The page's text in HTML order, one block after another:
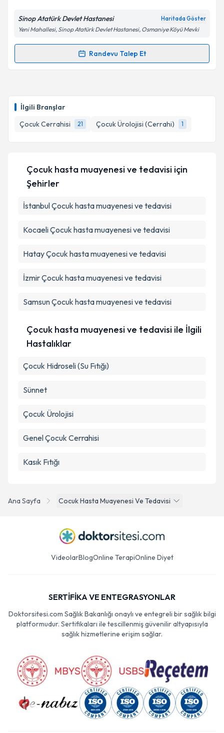
İlgili Branşlar
Çocuk Cerrahisi
21 Çocuk Ürolojisi (Cerrahi) 1
Kişisel verilerimin işlenmesine ilişkin
Metni'ni okudum ve kişisel verilerimin belirtilen
Sinop Atatürk Devlet Hastanesi Haritada Göster
Yeni Mahallesi, Sinop Atatürk Devlet Hastanesi, Osmaniye Köyü Mevki
Randevu Talep Et
Randevu Takvimi Talebi
takvim hazırlandığında e-posta ile bilgilendireceğiz.
E-posta Adresiniz
Kişisel verilerimin işlenmesine ilişkin
kapsamda işlenmesini kabul ediyorum.
Takvim Talebini Gönder
Ana Sayfa Cocuk Hasta Muayenesi Ve Tedavisi
Çocuk hasta muayenesi ve tedavisi için
Şehirler
İstanbulÇocuk hasta muayenesi ve tedavisi
KocaeliÇocuk hasta muayenesi ve tedavisi
HatayÇocuk hasta muayenesi ve tedavisi
İzmirÇocuk hasta muayenesi ve tedavisi
SamsunÇocuk hasta muayenesi ve tedavisi
Çocuk hasta muayenesi ve tedavisi ile İlgili
Hastalıklar
Çocuk Hidroseli (Su Fıtığı)
Sünnet
Çocuk Ürolojisi
Genel Çocuk Cerrahisi
Kasık Fıtığı
VideolarBlogOnline TerapiOnline Diyet
SERTİFİKA VE ENTEGRASYONLAR
Doktorsitesi.com Sağlık Bakanlığı onaylı ve entegreli bir sağlık bilgi
platformudur. Sertifikaları ile tescillenmiş güvenilir altyapısıyla
sağlık hizmetlerine erişim sağlar.